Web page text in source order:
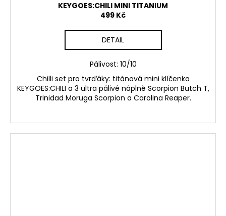
KEYGOES:CHILI MINI TITANIUM
499 Kč
DETAIL
Pálivost: 10/10
Chilli set pro tvrďáky: titánová mini klíčenka
KEYGOES:CHILI a 3 ultra pálivé náplně Scorpion Butch T,
Trinidad Moruga Scorpion a Carolina Reaper.